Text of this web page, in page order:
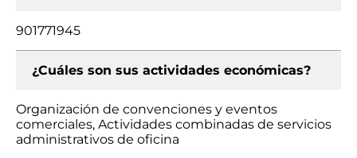
901771945
¿Cuáles son sus actividades económicas?
Organización de convenciones y eventos
comerciales, Actividades combinadas de servicios
administrativos de oficina